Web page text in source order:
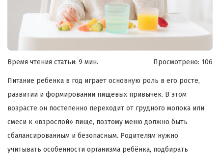
Время чтения статьи: 9 мин. Просмотрено: 106
Питание ребенка в год играет основную роль в его росте,
развитии и формировании пищевых привычек. В этом
возрасте он постепенно переходит от грудного молока или
смеси к «взрослой» пище, поэтому меню должно быть
сбалансированным и безопасным. Родителям нужно
учитывать особенности организма ребёнка, подбирать